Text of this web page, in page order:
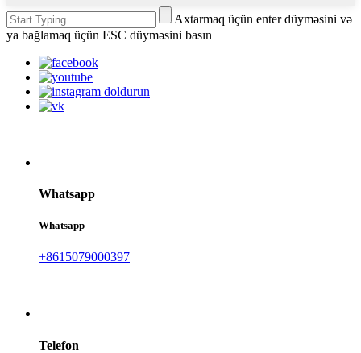
Axtarmaq üçün enter düyməsini və
ya bağlamaq üçün ESC düyməsini basın
Whatsapp
Whatsapp
+8615079000397
Telefon